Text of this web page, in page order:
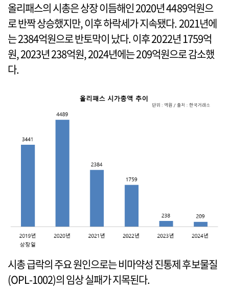
올리패스의 시총은 상장 이듬해인 2020년 4489억원으
로 반짝 상승했지만, 이후 하락세가 지속됐다. 2021년에
는 2384억원으로 반토막이 났다. 이후 2022년 1759억
원, 2023년 238억원, 2024년에는 209억원으로 감소했
다.
시총 급락의 주요 원인으로는 비마약성 진통제 후보물질
(OPL-1002)의 임상 실패가 지목된다.